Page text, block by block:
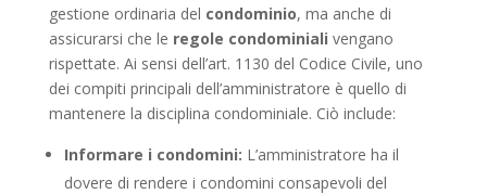
gestione ordinaria del condominio, ma anche di
assicurarsi che le regole condominiali vengano
rispettate. Ai sensi dell’art. 1130 del Codice Civile, uno
dei compiti principali dell’amministratore è quello di
mantenere la disciplina condominiale. Ciò include:
Informare i condomini: L’amministratore ha il
dovere di rendere i condomini consapevoli del